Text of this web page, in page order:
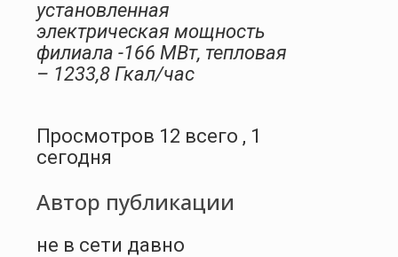
установленная
электрическая мощность
филиала -166 МВт, тепловая
– 1233,8 Гкал/час
Просмотров 12 всего , 1
сегодня
Автор публикации
не в сети давно